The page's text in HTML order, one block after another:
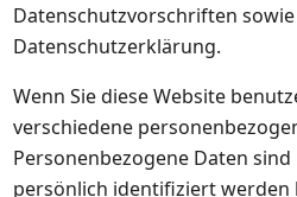
Datenschutzvorschriften
Datenschutzerklärung.
Wenn Sie diese Website
verschiedene
Personenbezogene Daten
persönlich identifiziert werden